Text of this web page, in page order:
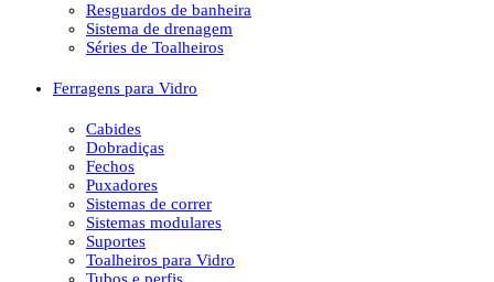
Resguardos de banheira
Sistema de drenagem
Séries de Toalheiros
Ferragens para Vidro
Cabides
Dobradiças
Fechos
Puxadores
Sistemas de correr
Sistemas modulares
Suportes
Toalheiros para Vidro